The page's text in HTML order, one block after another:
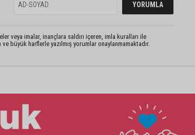
veya imalar, inançlara saldırı içeren, imla kuralları ile
büyük harflerle yazılmış yorumlar onaylanmamaktadır.